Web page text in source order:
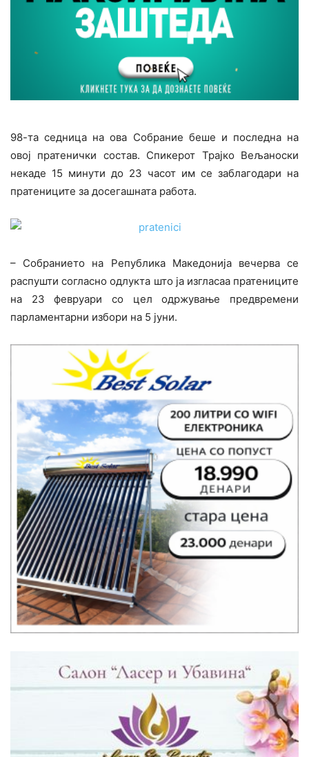
98-та седница на ова Собрание беше и последна на
овој пратенички состав. Спикерот Трајко Вељаноски
некаде 15 минути до 23 часот им се заблагодари на
пратениците за досегашната работа.
– Собранието на Република Македонија вечерва се
распушти согласно одлукта што ја изгласаа пратениците
на 23 февруари со цел одржување предвремени
парламентарни избори на 5 јуни.